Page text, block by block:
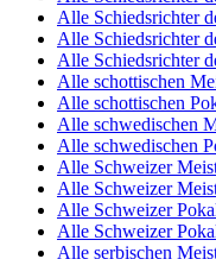
Alle Schiedsrichter
Alle Schiedsrichter
Alle Schiedsrichter
Alle schottischen
Alle schottischen
Alle schwedischen
Alle schwedischen
Alle Schweizer
Alle Schweizer
Alle Schweizer
Alle Schweizer
Alle serbischen